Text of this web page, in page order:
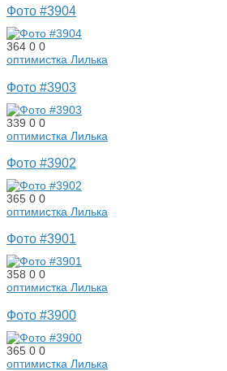
Фото #3904
364 0 0
оптимистка Лилька
Фото #3903
339 0 0
оптимистка Лилька
Фото #3902
365 0 0
оптимистка Лилька
Фото #3901
358 0 0
оптимистка Лилька
Фото #3900
365 0 0
оптимистка Лилька